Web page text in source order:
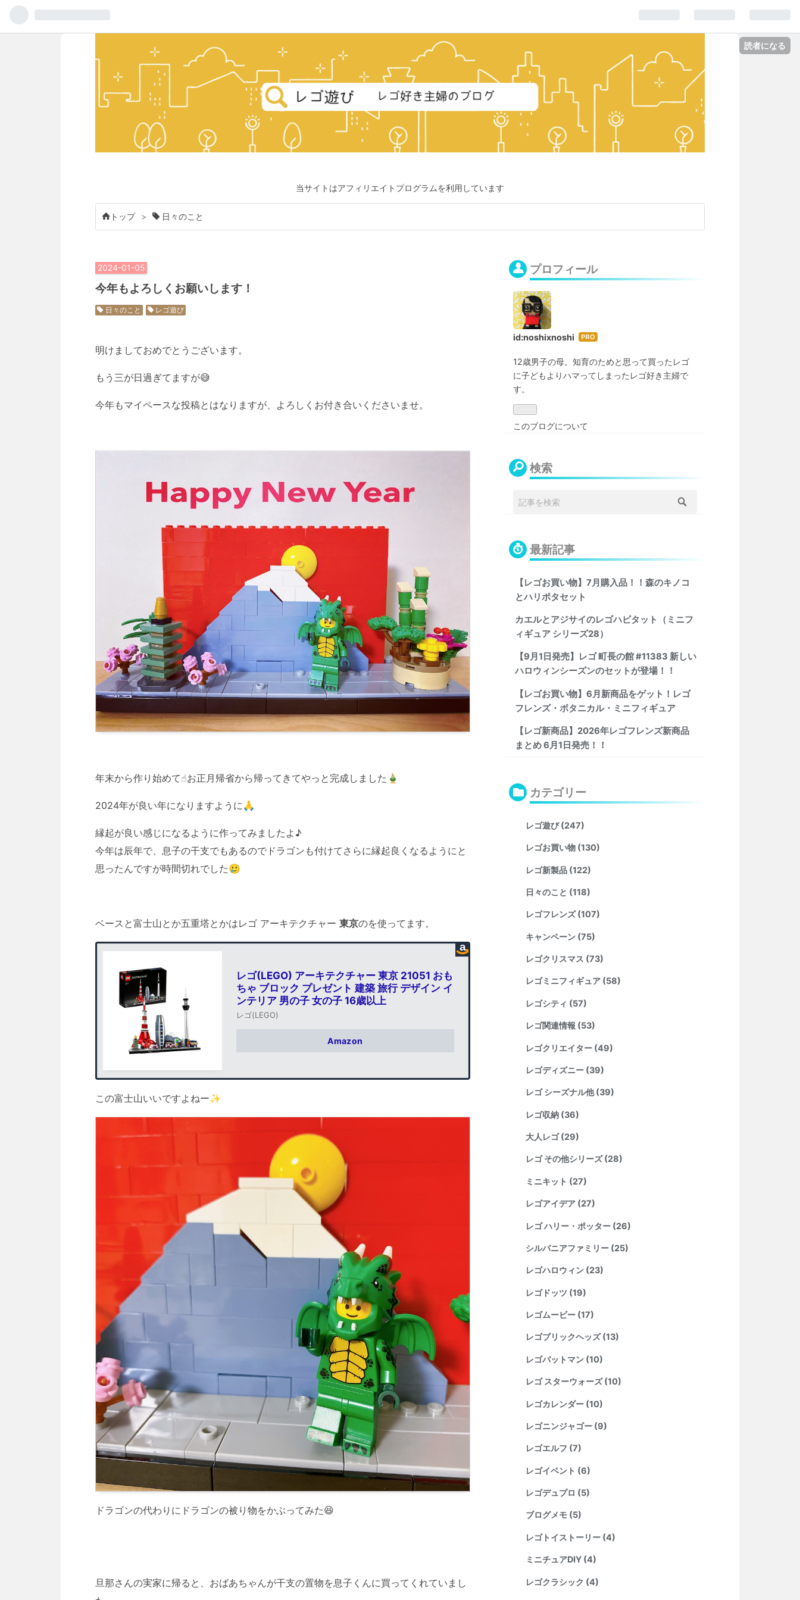
読者になる
当サイトはアフィリエイトプログラムを利用しています
トップ > 日々のこと
2024-01-05
今年もよろしくお願いします！
日々のこと レゴ遊び
明けましておめでとうございます。
もう三が日過ぎてますが😅
今年もマイペースな投稿とはなりますが、よろしくお付き合いくださいませ。
年末から作り始めて☝️お正月帰省から帰ってきてやっと完成しました🎍
2024年が良い年になりますように🙏
縁起が良い感じになるように作ってみましたよ♪
今年は辰年で、息子の干支でもあるのでドラゴンも付けてさらに縁起良くなるようにと
思ったんですが時間切れでした🥲
ベースと富士山とか五重塔とかはレゴ アーキテクチャー 東京のを使ってます。
レゴ(LEGO) アーキテクチャー 東京 21051 おも
ちゃ ブロック プレゼント 建築 旅行 デザイン イ
ンテリア 男の子 女の子 16歳以上
レゴ(LEGO)
Amazon
この富士山いいですよねー✨
ドラゴンの代わりにドラゴンの被り物をかぶってみた😆
旦那さんの実家に帰ると、おばあちゃんが干支の置物を息子くんに買ってくれていまし
プロフィール
id:noshixnoshi はて
なブ
ログ
12歳男子の母。知育のためと思って買ったレゴ
に子どもよりハマってしまったレゴ好き主婦で
す。
このブログについて
検索
最新記事
【レゴお買い物】7月購入品！！森のキノコ
とハリポタセット
カエルとアジサイのレゴハビタット（ミニフ
ィギュア シリーズ28）
【9月1日発売】レゴ 町長の館 #11383 新しい
ハロウィンシーズンのセットが登場！！
【レゴお買い物】6月新商品をゲット！レゴ
フレンズ・ボタニカル・ミニフィギュア
【レゴ新商品】2026年レゴフレンズ新商品
まとめ 6月1日発売！！
カテゴリー
レゴ遊び (247)
レゴお買い物 (130)
レゴ新製品 (122)
日々のこと (118)
レゴフレンズ (107)
キャンペーン (75)
レゴクリスマス (73)
レゴミニフィギュア (58)
レゴシティ (57)
レゴ関連情報 (53)
レゴクリエイター (49)
レゴディズニー (39)
レゴ シーズナル他 (39)
レゴ収納 (36)
大人レゴ (29)
レゴ その他シリーズ (28)
ミニキット (27)
レゴアイデア (27)
レゴ ハリー・ポッター (26)
シルバニアファミリー (25)
レゴハロウィン (23)
レゴドッツ (19)
レゴムービー (17)
レゴブリックヘッズ (13)
レゴバットマン (10)
レゴ スターウォーズ (10)
レゴカレンダー (10)
レゴニンジャゴー (9)
レゴエルフ (7)
レゴイベント (6)
レゴデュプロ (5)
ブログメモ (5)
レゴトイストーリー (4)
ミニチュアDIY (4)
レゴクラシック (4)